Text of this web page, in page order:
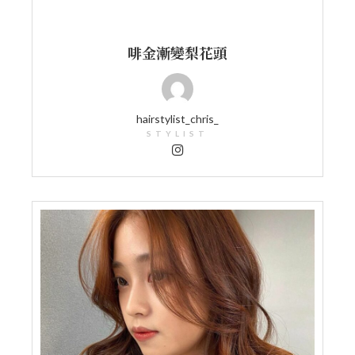
啡金漸變梨花頭
hairstylist_chris_
STYLIST